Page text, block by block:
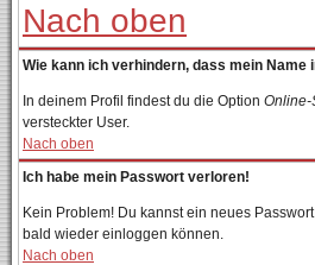
Nach oben
Wie kann ich verhindern, dass mein
In deinem Profil findest du die Option Online-
versteckter User.
Nach oben
Ich habe mein Passwort verloren!
Kein Problem! Du kannst ein neues
bald wieder einloggen können.
Nach oben